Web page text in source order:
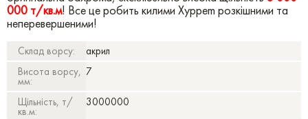
000 т/кв.м! Все це робить килими Xyppem розкішними та
неперевершеними!
Склад ворсу:
акрил
Висота ворсу,
мм:
7
Щільність, т/
кв.м:
3000000